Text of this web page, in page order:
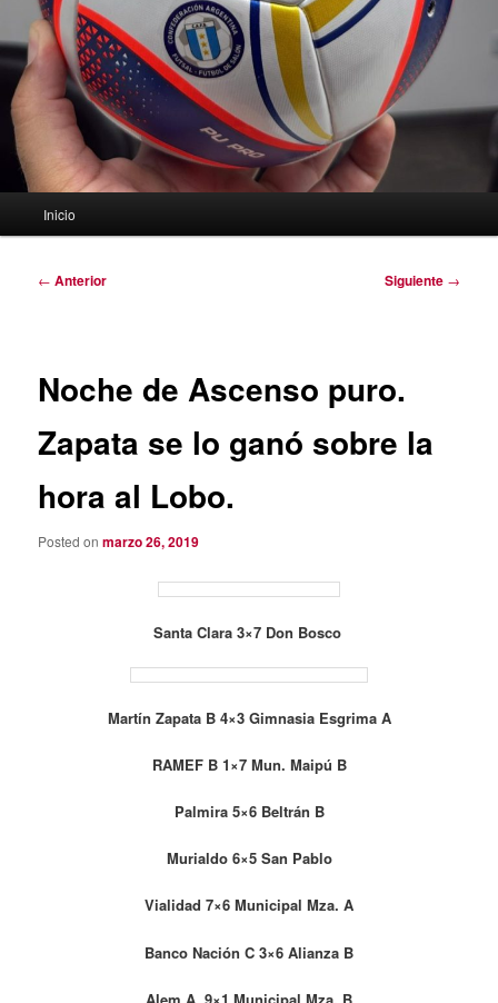
Inicio
Navegación
← Anterior Siguiente →
Noche de Ascenso puro.
Zapata se lo ganó sobre la
hora al Lobo.
Posted onmarzo 26, 2019
Santa Clara 3×7 Don Bosco
Martín Zapata B 4×3 Gimnasia Esgrima A
RAMEF B 1×7 Mun. Maipú B
Palmira 5×6 Beltrán B
Murialdo 6×5 San Pablo
Vialidad 7×6 Municipal Mza. A
Banco Nación C 3×6 Alianza B
Alem A 9×1 Municipal Mza. B